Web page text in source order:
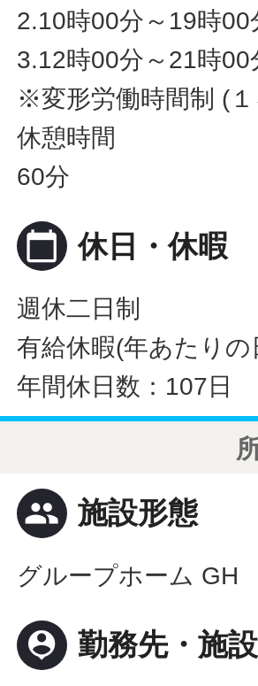
2.10時00分～19時00
3.12時00分～21時00
※変形労働時間制 (
休憩時間
60分
calendar_today 休日・休暇
週休二日制
有給休暇(年あたり
年間休日数：107日
people 施設形態
グループホーム GH
person_pin 勤務先・施